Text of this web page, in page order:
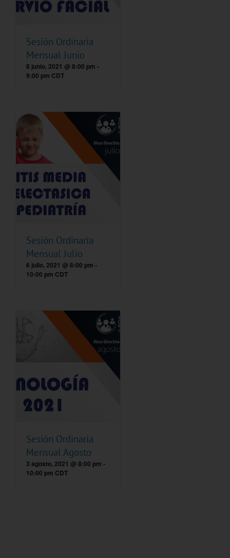
Sesión Ordinaria
Mensual Junio
8 junio, 2021 @ 8:00 pm -
9:00 pm CDT
Sesión Ordinaria
Mensual Julio
6 julio, 2021 @ 8:00 pm -
10:00 pm CDT
Sesión Ordinaria
Mensual Agosto
3 agosto, 2021 @ 8:00 pm -
10:00 pm CDT